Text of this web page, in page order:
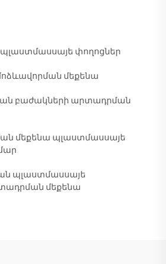
փողոցներ
մեքենա
բաժակների արտադրման
մեքենա պլաստմասսայե
պլաստմասսայե
մեքենա